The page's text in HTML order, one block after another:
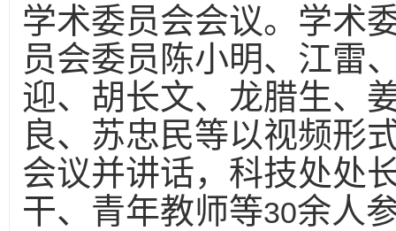
学术委员会会议。学术
员会委员陈小明、江雷
迎、胡长文、龙腊生、
良、苏忠民等以视频形
会议并讲话，科技处处
干、青年教师等30余人